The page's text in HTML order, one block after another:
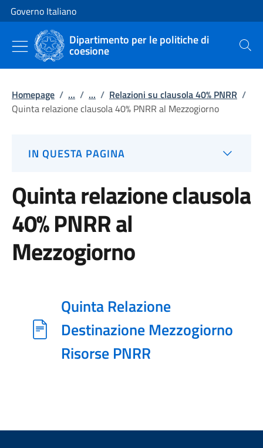
Vai al contenuto
Vai alla navigazione del sito
Governo Italiano
Dipartimento per le politiche di
coesione Cerca
Homepage / ... / ... / Relazioni su clausola 40% PNRR /
Quinta relazione clausola 40% PNRR al Mezzogiorno
IN QUESTA PAGINA
Quinta relazione clausola
40% PNRR al
Mezzogiorno
Quinta Relazione
Destinazione Mezzogiorno
Risorse PNRR